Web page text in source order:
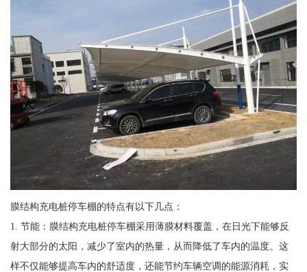
膜结构充电桩停车棚的特点有以下几点：
1. 节能：膜结构充电桩停车棚采用薄膜材料覆盖，在日光下能够反
射大部分的太阳，减少了室内的热量，从而降低了车内的温度。这
样不仅能够提高车内的舒适度，还能节约车辆空调的能源消耗，实